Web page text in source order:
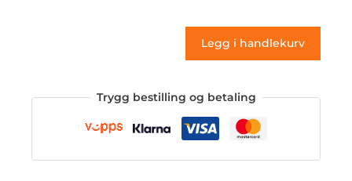
antall
Legg i handlekurv
Trygg bestilling og betaling